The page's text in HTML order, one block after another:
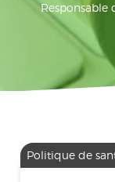
Responsable
Politique de